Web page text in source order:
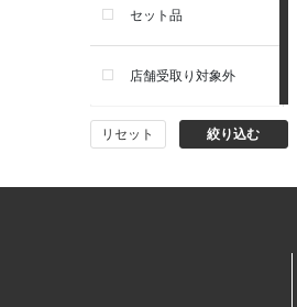
首輪・ハーネス(胴輪)・リー
セット品
店舗受取り対象外
リセット 絞り込む